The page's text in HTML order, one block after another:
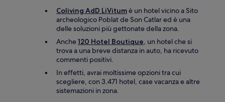
Coliving AdD LiVitumè un hotel vicino a Sito
archeologico Poblat de Son Catlar ed è una
delle soluzioni più gettonate della zona.
Anche120 Hotel Boutique, un hotel che si
trova a una breve distanza in auto, ha ricevuto
commenti positivi.
In effetti, avrai moltissime opzioni tra cui
scegliere, con 3.471 hotel, case vacanza e altre
sistemazioni in zona.